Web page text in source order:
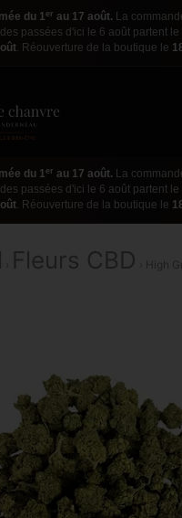
du 1er au 17 août. La
passées d'ici le 6 août partent le
. Réouverture de la boutique le
du 1er au 17 août. La
passées d'ici le 6 août partent le
. Réouverture de la boutique le
Fleurs CBD
› High